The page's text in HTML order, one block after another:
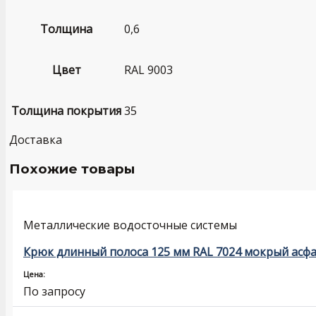
Толщина 0,6
Цвет RAL 9003
Толщина покрытия35
Доставка
Похожие товары
Металлические водосточные системы
Крюк длинный полоса 125 мм RAL 7024 мокрый
Цена:
По запросу